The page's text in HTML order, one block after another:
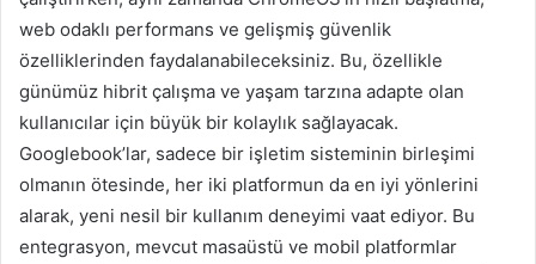
web odaklı performans ve gelişmiş güvenlik
özelliklerinden faydalanabileceksiniz. Bu, özellikle
günümüz hibrit çalışma ve yaşam tarzına adapte olan
kullanıcılar için büyük bir kolaylık sağlayacak.
Googlebook’lar, sadece bir işletim sisteminin birleşimi
olmanın ötesinde, her iki platformun da en iyi yönlerini
alarak, yeni nesil bir kullanım deneyimi vaat ediyor. Bu
entegrasyon, mevcut masaüstü ve mobil platformlar